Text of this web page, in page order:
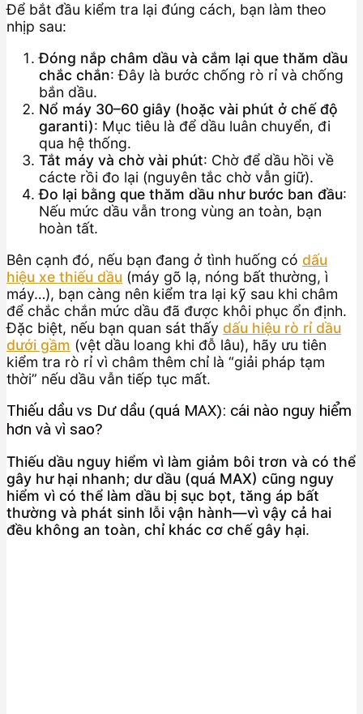
Để bắt đầu kiểm tra lại đúng cách, bạn làm theo
nhịp sau:
Đóng nắp châm dầu và cắm lại que thăm dầu
chắc chắn: Đây là bước chống rò rỉ và chống
bắn dầu.
Nổ máy 30–60 giây (hoặc vài phút ở chế độ
garanti): Mục tiêu là để dầu luân chuyển, đi
qua hệ thống.
Tắt máy và chờ vài phút: Chờ để dầu hồi về
cácte rồi đo lại (nguyên tắc chờ vẫn giữ).
Đo lại bằng que thăm dầu như bước ban đầu:
Nếu mức dầu vẫn trong vùng an toàn, bạn
hoàn tất.
Bên cạnh đó, nếu bạn đang ở tình huống có dấu
hiệu xe thiếu dầu (máy gõ lạ, nóng bất thường, ì
máy…), bạn càng nên kiểm tra lại kỹ sau khi châm
để chắc chắn mức dầu đã được khôi phục ổn định.
Đặc biệt, nếu bạn quan sát thấy dấu hiệu rò rỉ dầu
dưới gầm (vệt dầu loang khi đỗ lâu), hãy ưu tiên
kiểm tra rò rỉ vì châm thêm chỉ là “giải pháp tạm
thời” nếu dầu vẫn tiếp tục mất.
Thiếu dầu vs Dư dầu (quá MAX): cái nào nguy hiểm
hơn và vì sao?
Thiếu dầu nguy hiểm vì làm giảm bôi trơn và có thể
gây hư hại nhanh; dư dầu (quá MAX) cũng nguy
hiểm vì có thể làm dầu bị sục bọt, tăng áp bất
thường và phát sinh lỗi vận hành—vì vậy cả hai
đều không an toàn, chỉ khác cơ chế gây hại.